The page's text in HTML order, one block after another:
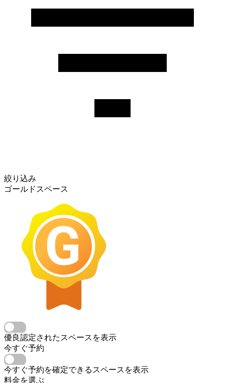
絞り込み
ゴールドスペース
優良認定されたスペースを表示
今すぐ予約
今すぐ予約を確定できるスペースを表示
料金を選ぶ